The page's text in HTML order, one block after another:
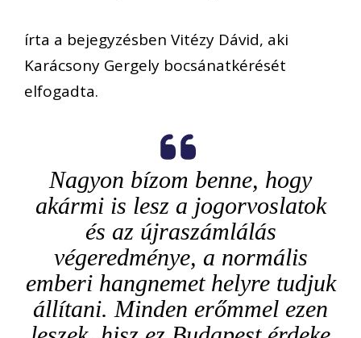
írta a bejegyzésben Vitézy Dávid, aki
Karácsony Gergely bocsánatkérését
elfogadta.
Nagyon bízom benne, hogy
akármi is lesz a jogorvoslatok
és az újraszámlálás
végeredménye, a normális
emberi hangnemet helyre tudjuk
állítani. Minden erőmmel ezen